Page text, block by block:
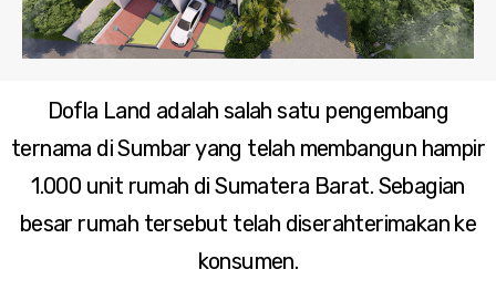
Dofla Land adalah salah satu pengembang
ternama di Sumbar yang telah membangun hampir
1.000 unit rumah di Sumatera Barat. Sebagian
besar rumah tersebut telah diserahterimakan ke
konsumen.